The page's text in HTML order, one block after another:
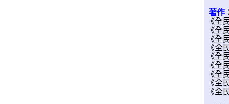
著作
《全
《全
《全
《全
《全
《全
《全
《全
《全